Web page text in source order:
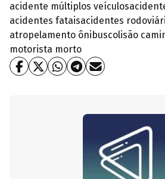
acidente múltiplos veículos
acidentes fataisacidentes
atropelamento ônibuscolisão
motorista morto